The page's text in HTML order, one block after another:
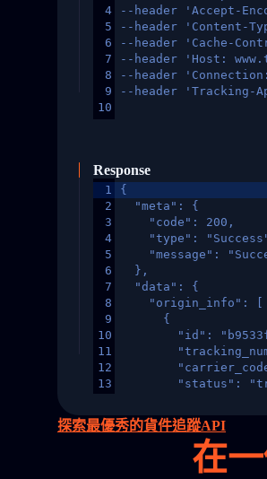
4
5
6
7
8
9
10
--header 'Accept-
--header 'Content-
--header 'Cache-
--header 'Host:
--header
--header 'Tracking-
Response
1
2
3
4
5
6
7
8
9
10
11
12
13
15
16
{
  "meta": {
    "code": 200,
"type":
"message":
  },
  "data": {
    "origin_info": [
      {
"id":
"status":
"weblink":
"phone":
探索最優秀的貨件追蹤API
在